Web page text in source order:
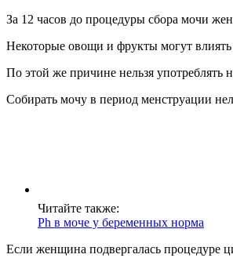
За 12 часов до процедуры сбора мочи
Некоторые овощи и фрукты могут влиять
По этой же причине нельзя употреблять
Собирать мочу в период менструации
Читайте также:
Ph в моче у беременных норма
Если женщина подвергалась процедуре